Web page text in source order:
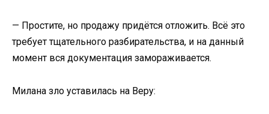
— Простите, но продажу придётся отложить. Всё это
требует тщательного разбирательства, и на данный
момент вся документация замораживается.
Милана зло уставилась на Веру: